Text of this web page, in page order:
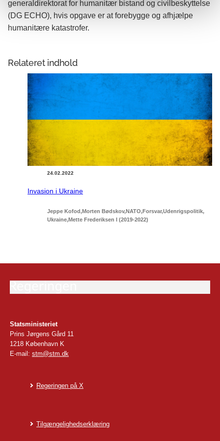
generaldirektorat for humanitær bistand og civilbeskyttelse
(DG ECHO), hvis opgave er at forebygge og afhjælpe
humanitære katastrofer.
Relateret indhold
24.02.2022
Invasion i Ukraine
Jeppe Kofod Morten Bødskov NATO Forsvar Udenrigspolitik
Ukraine Mette Frederiksen I (2019-2022)
Statsministeriet
Prins Jørgens Gård 11
1218 København K
E-mail: stm@stm.dk
Regeringen på X
Tilgængelighedserklæring